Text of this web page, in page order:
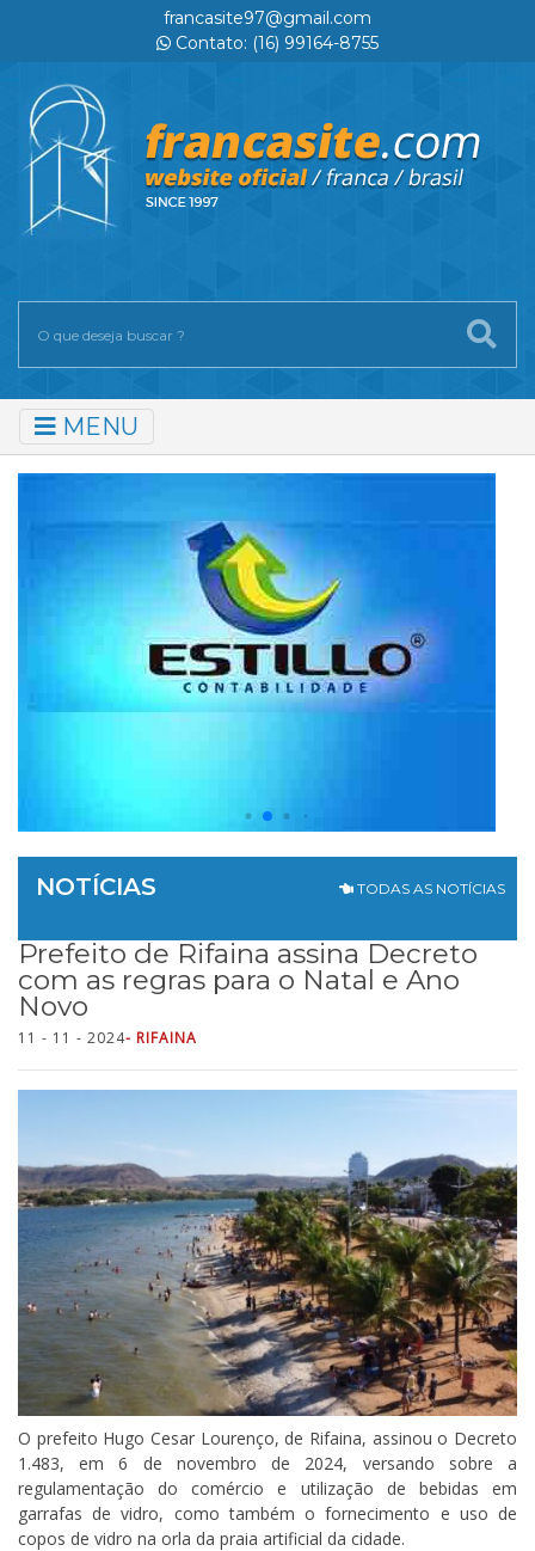
francasite97@gmail.com
Contato: (16) 99164-8755
MENU
NOTÍCIAS TODAS AS NOTÍCIAS
Prefeito de Rifaina assina Decreto
com as regras para o Natal e Ano
Novo
11 - 11 - 2024- RIFAINA
O prefeito Hugo Cesar Lourenço, de Rifaina, assinou o Decreto
1.483, em 6 de novembro de 2024, versando sobre a
regulamentação do comércio e utilização de bebidas em
garrafas de vidro, como também o fornecimento e uso de
copos de vidro na orla da praia artificial da cidade.